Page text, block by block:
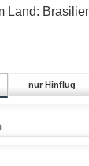
Land:
nur Hinflug